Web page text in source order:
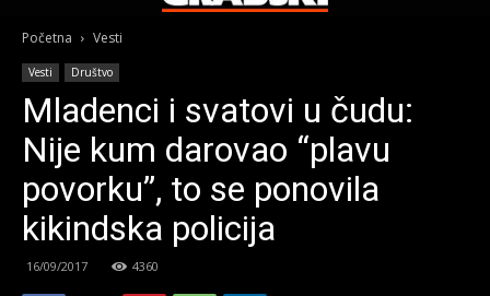
Online
Kikinda
Početna Vesti
Vesti Društvo
Mladenci i svatovi u čudu:
Nije kum darovao “plavu
povorku”, to se ponovila
kikindska policija
16/09/2017 4360